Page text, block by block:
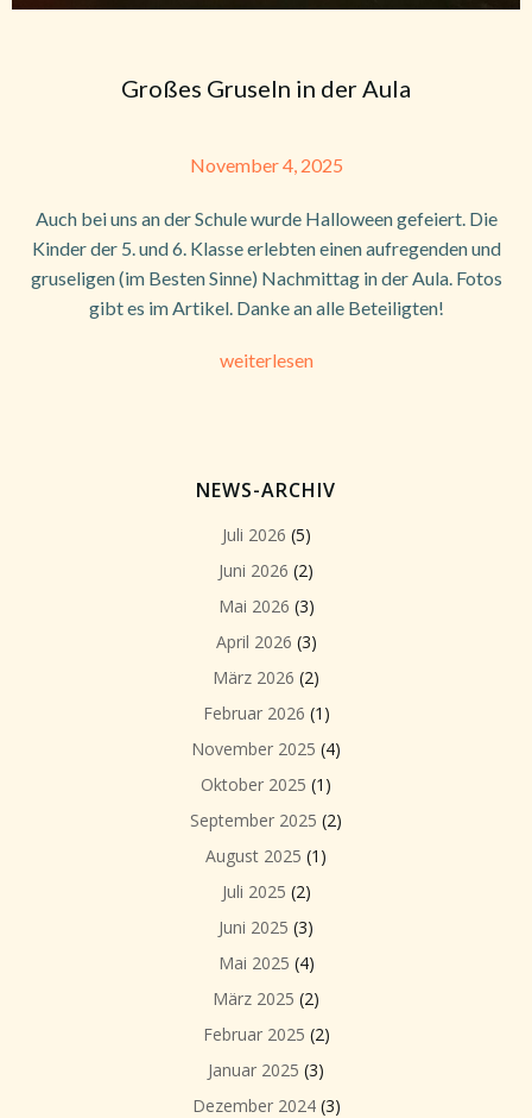
Großes Gruseln in der Aula
November 4, 2025
Auch bei uns an der Schule wurde Halloween gefeiert. Die
Kinder der 5. und 6. Klasse erlebten einen aufregenden und
gruseligen (im Besten Sinne) Nachmittag in der Aula. Fotos
gibt es im Artikel. Danke an alle Beteiligten!
weiterlesen
NEWS-ARCHIV
Juli 2026 (5)
Juni 2026 (2)
Mai 2026 (3)
April 2026 (3)
März 2026 (2)
Februar 2026 (1)
November 2025 (4)
Oktober 2025 (1)
September 2025 (2)
August 2025 (1)
Juli 2025 (2)
Juni 2025 (3)
Mai 2025 (4)
März 2025 (2)
Februar 2025 (2)
Januar 2025 (3)
Dezember 2024(3)